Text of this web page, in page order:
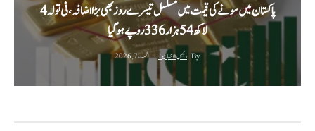
پاکستان میں سونے کی قیمت میں مسلسل تیسرے روز بھی بڑا اضافہ، فی تولہ 4
لاکھ 54 ہزار 336 روپے ہوگیا
By رئیس الاخبار نیوز اگست 7, 2026